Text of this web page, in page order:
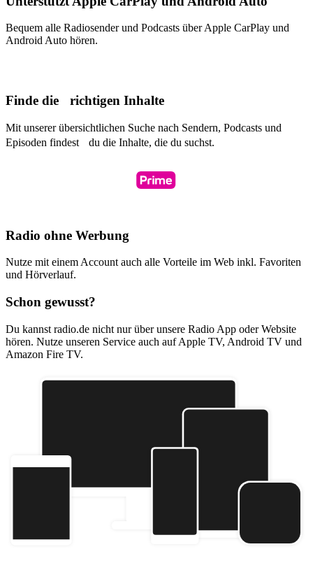
Bequem alle Radiosender und Podcasts über Apple CarPlay und
Android Auto hören.
Finde die richtigen Inhalte
Mit unserer übersichtlichen Suche nach Sendern, Podcasts und
Episoden findest du die Inhalte, die du suchst.
Radio ohne Werbung
Nutze mit einem Account auch alle Vorteile im Web inkl. Favoriten
und Hörverlauf.
Schon gewusst?
Du kannst radio.de nicht nur über unsere Radio App oder Website
hören. Nutze unseren Service auch auf Apple TV, Android TV und
Amazon Fire TV.